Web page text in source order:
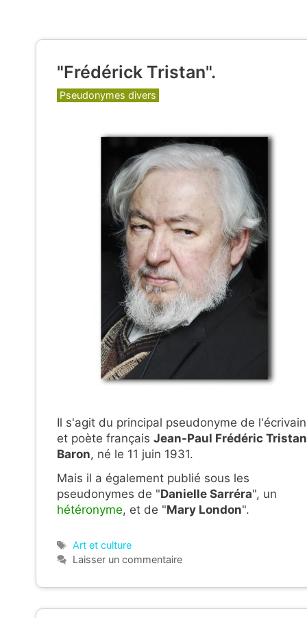
"Frédérick Tristan".
Catégories
Pseudonymes divers
Il s'agit du principal pseudonyme de l'écrivain
et poète français Jean-Paul Frédéric Tristan
Baron, né le 11 juin 1931.
Mais il a également publié sous les
pseudonymes de "Danielle Sarréra", un
hétéronyme, et de "Mary London".
Étiquettes
Art et culture
Laisser un commentaire